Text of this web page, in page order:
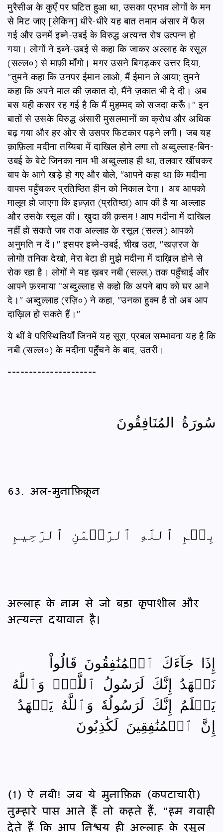
मुरैसीअ के कुएँ पर घटित हुआ था, उसका प्रभाव लोगों के मन
से मिट जाए [लेकिन] धीरे-धीरे यह बात तमाम अंसार में फैल
गई और उनमें इब्‍ने-उबई के विरुद्ध अत्यन्त रोष उत्पन्न हो
गया। लोगों ने इब्‍ने-उबई से कहा कि जाकर अल्लाह के रसूल
(सल्ल०) से माफ़ी माँगो। मगर उसने बिगड़कर उत्तर दिया,
"तुमने कहा कि उनपर ईमान लाओ, मैं ईमान ले आया; तुमने
कहा कि अपने माल की ज़कात दो, मैंने ज़कात भी दे दी। अब
बस यही कसर रह गई है कि मैं मुहम्मद को सजदा करूँ।" इन
बातों से उसके विरुद्ध अंसारी मुसलमानों का क्रोध और अधिक
बढ़ गया और हर ओर से उसपर फिटकार पड़ने लगी। जब यह
क़ाफ़िला मदीना तय्यिबा में दाखिल होने लगा तो अब्दुल्लाह-बिन-
उबई के बेटे जिनका नाम भी अब्दुल्लाह ही था, तलवार खींचकर
बाप के आगे खड़े हो गए और बोले, "आपने कहा था कि मदीना
वापस पहुँचकर प्रतिष्ठित हीन को निकाल देगा। अब आपको
मालूम हो जाएगा कि इज़्ज़त (प्रतिष्ठा) आप की है या अल्लाह
और उसके रसूल की। ख़ुदा की क़सम ! आप मदीना में दाखिल
नहीं हो सकते जब तक अल्लाह के रसूल (सल्ल.) आपको
अनुमति न दें।" इसपर इब्‍ने-उबई, चीख उठा, "खज़रज के
लोगो! तनिक देखो, मेरा बेटा ही मुझे मदीना में दाख़िल होने से
रोक रहा है। लोगों ने यह ख़बर नबी (सल्ल.) तक पहुँचाई और
आपने फ़रमाया “अब्दुल्लाह से कहो कि अपने बाप को घर आने
दे।" अब्दुल्लाह (रज़ि०) ने कहा, "उनका हुक्म है तो अब आप
दाख़िल हो सकते हैं।"
ये थीं वे परिस्थितियाँ जिनमें यह सूरा, प्रबल सम्भावना यह है कि
नबी (सल्ल०) के मदीना पहुँचने के बाद, उतरी।
---------------------
سُورَةُ المُنَافِقُونَ
63. अल-मुनाफ़िक़ून
بِسۡمِ ٱللَّهِ ٱلرَّحۡمَٰنِ ٱلرَّحِيمِ
अल्लाह के नाम से जो बड़ा कृपाशील और
अत्यन्त दयावान है।
إِذَا جَآءَكَ ٱلۡمُنَٰفِقُونَ قَالُواْ
نَشۡهَدُ إِنَّكَ لَرَسُولُ ٱللَّهِۗ وَٱللَّهُ
يَعۡلَمُ إِنَّكَ لَرَسُولُهٗ وَٱللَّهُ يَشۡهَدُ
إِنَّ ٱلۡمُنَٰفِقِينَ لَكَٰذِبُونَ
(1) ऐ नबी! जब ये मुनाफ़िक़ (कपटाचारी)
तुम्हारे पास आते हैं तो कहते हैं, "हम गवाही
देते हैं कि आप निश्चय ही अल्लाह के रसूल